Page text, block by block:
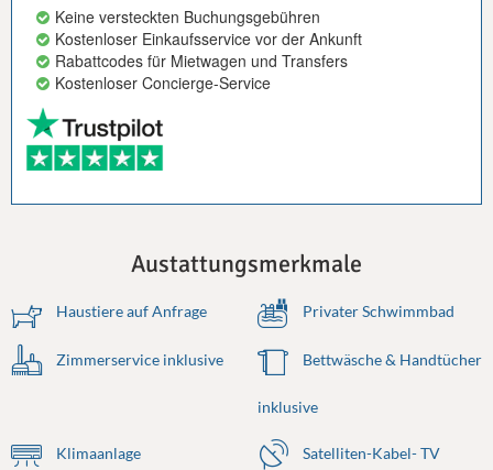
Keine versteckten Buchungsgebühren
Kostenloser Einkaufsservice vor der Ankunft
Rabattcodes für Mietwagen und Transfers
Kostenloser Concierge-Service
Austattungsmerkmale
Haustiere auf Anfrage Privater Schwimmbad
Zimmerservice inklusive Bettwäsche & Handtücher
inklusive
Klimaanlage Satelliten-Kabel- TV